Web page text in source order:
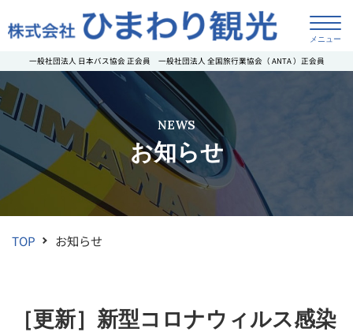
一般社団法人 日本バス協会 正会員 一般社団法人 全国旅行業協会（ ANTA ）正会員
NEWS
お知らせ
TOP お知らせ
［更新］新型コロナウィルス感染